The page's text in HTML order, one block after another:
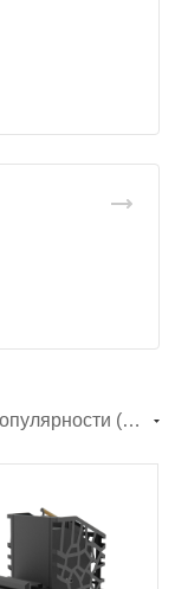
По популярности (убывание)